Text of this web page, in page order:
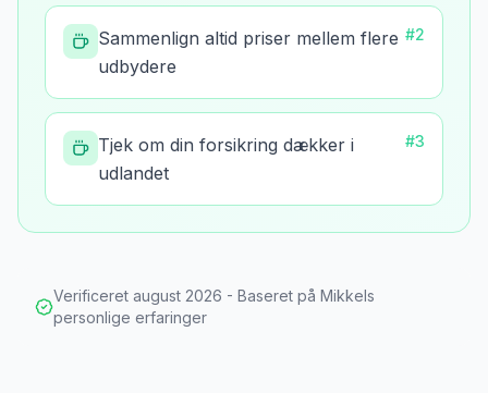
Sammenlign altid priser mellem flere
udbydere
#2
Tjek om din forsikring dækker i
udlandet
#3
Verificeret august 2026 - Baseret på Mikkels
personlige erfaringer